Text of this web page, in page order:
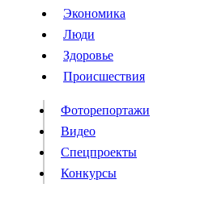
Власть
Происшествия
Видео
Конкурсы
Экономика
Люди
Здоровье
Происшествия
Фоторепортажи
Видео
Спецпроекты
Конкурсы